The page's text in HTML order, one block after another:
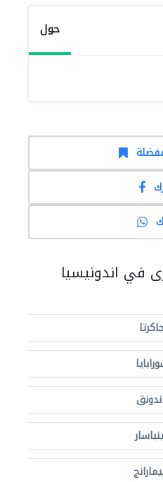
حول
في اندونيسيا